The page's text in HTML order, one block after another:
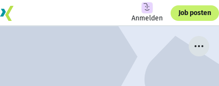
Anmelden
Job posten